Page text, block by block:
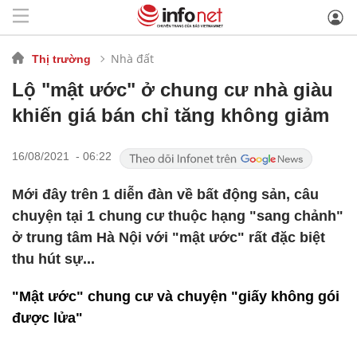
Thị trường Nhà đất
Lộ "mật ước" ở chung cư nhà giàu
khiến giá bán chỉ tăng không giảm
16/08/2021 - 06:22
Mới đây trên 1 diễn đàn về bất động sản, câu
chuyện tại 1 chung cư thuộc hạng "sang chảnh"
ở trung tâm Hà Nội với "mật ước" rất đặc biệt
thu hút sự...
"Mật ước" chung cư và chuyện "giấy không gói
được lửa"